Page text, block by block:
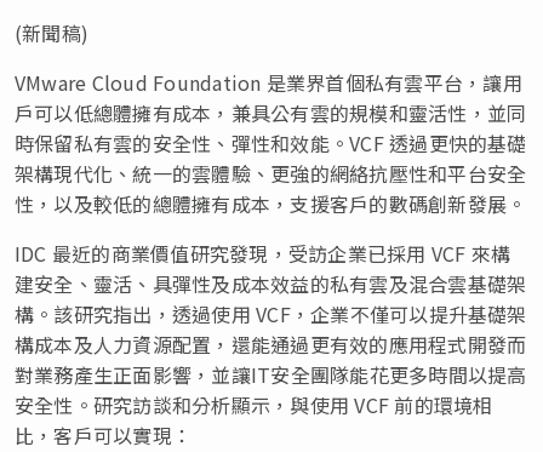
(新聞稿)
VMware Cloud Foundation 是業界首個私有雲平台，讓用
戶可以低總體擁有成本，兼具公有雲的規模和靈活性，並同
時保留私有雲的安全性、彈性和效能。VCF 透過更快的基礎
架構現代化、統一的雲體驗、更強的網絡抗壓性和平台安全
性，以及較低的總體擁有成本，支援客戶的數碼創新發展。
IDC 最近的商業價值研究發現，受訪企業已採用 VCF 來構
建安全、靈活、具彈性及成本效益的私有雲及混合雲基礎架
構。該研究指出，透過使用 VCF，企業不僅可以提升基礎架
構成本及人力資源配置，還能通過更有效的應用程式開發而
對業務產生正面影響，並讓IT安全團隊能花更多時間以提高
安全性。研究訪談和分析顯示，與使用 VCF 前的環境相
比，客戶可以實現：